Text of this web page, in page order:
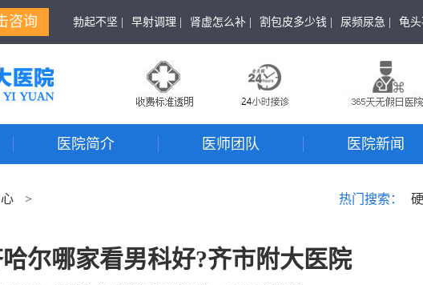
咨询 勃起不坚 | 早射调理 | 肾虚怎么补 | 割包皮多少钱 | 尿频尿急 | 龟
医院简介 医师团队 医院新闻
> 热门搜索：
尔哪家看男科好?齐市附大医院